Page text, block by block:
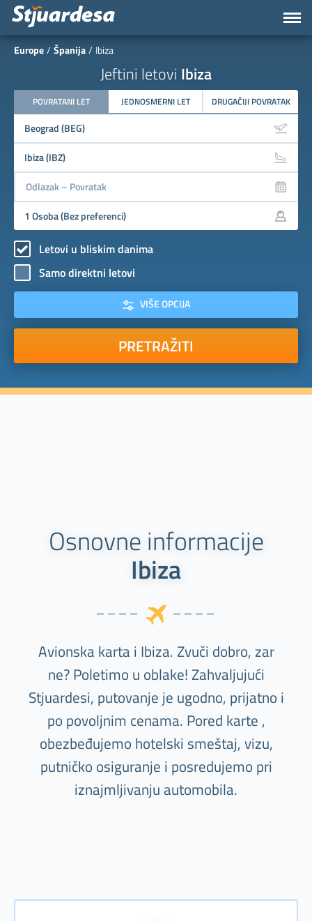
Europe Španija Ibiza
Jeftini letovi Ibiza
POVRATANI LET JEDNOSMERNI LET DRUGAČIJI POVRATAK
Letovi u bliskim danima
Samo direktni letovi
VIŠE OPCIJA
PRETRAŽITI
Osnovne informacije
Ibiza
Avionska karta i Ibiza. Zvuči dobro, zar
ne? Poletimo u oblake! Zahvaljujući
Stjuardesi, putovanje je ugodno, prijatno i
po povoljnim cenama. Pored karte ,
obezbeđujemo hotelski smeštaj, vizu,
putničko osiguranje i posredujemo pri
iznajmljivanju automobila.